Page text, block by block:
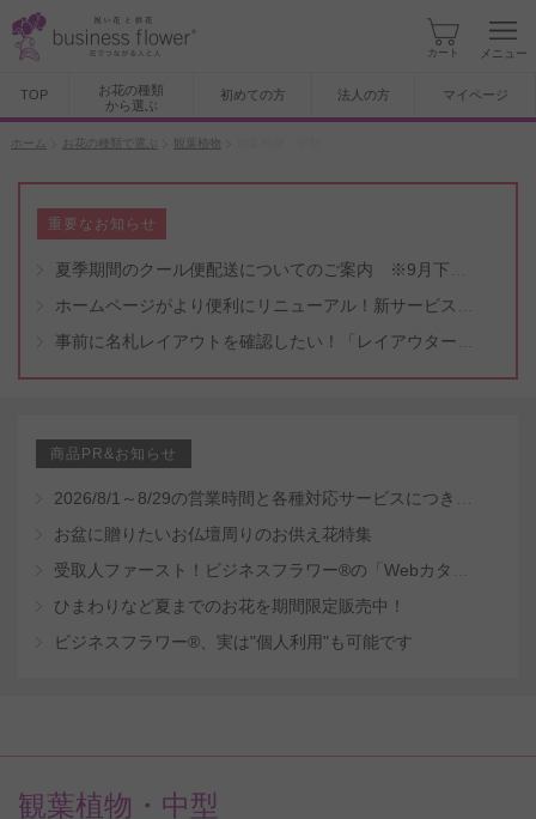
カート メニュー
TOP
お花の種類
から選ぶ
初めての方 法人の方 マイページ
ホーム お花の種類で選ぶ 観葉植物
重要なお知らせ
商品PR&お知らせ
お盆に贈りたいお仏壇周りのお供え花特集
ひまわりなど夏までのお花を期間限定販売中！
ビジネスフラワー®、実は"個人利用"も可能です
観葉植物・中型